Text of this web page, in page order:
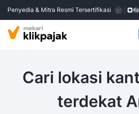
Penyedia & Mitra Resmi Tersertifikasi
Cari lokasi
terdekat